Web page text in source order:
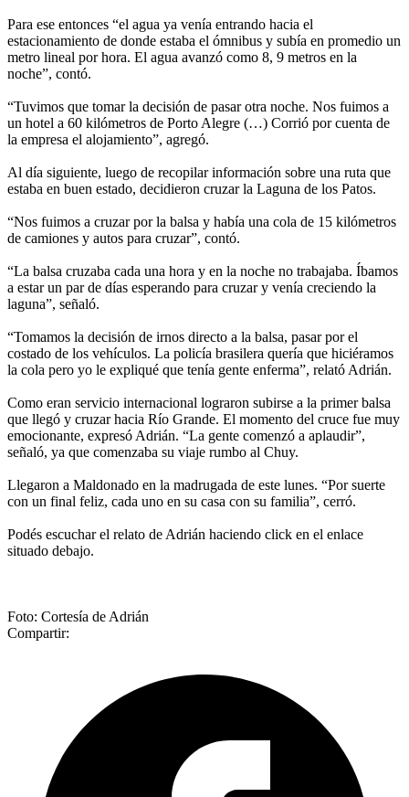
Para ese entonces “el agua ya venía entrando hacia el
estacionamiento de donde estaba el ómnibus y subía en promedio un
metro lineal por hora. El agua avanzó como 8, 9 metros en la
noche”, contó.
“Tuvimos que tomar la decisión de pasar otra noche. Nos fuimos a
un hotel a 60 kilómetros de Porto Alegre (…) Corrió por cuenta de
la empresa el alojamiento”, agregó.
Al día siguiente, luego de recopilar información sobre una ruta que
estaba en buen estado, decidieron cruzar la Laguna de los Patos.
“Nos fuimos a cruzar por la balsa y había una cola de 15 kilómetros
de camiones y autos para cruzar”, contó.
“La balsa cruzaba cada una hora y en la noche no trabajaba. Íbamos
a estar un par de días esperando para cruzar y venía creciendo la
laguna”, señaló.
“Tomamos la decisión de irnos directo a la balsa, pasar por el
costado de los vehículos. La policía brasilera quería que hiciéramos
la cola pero yo le expliqué que tenía gente enferma”, relató Adrián.
Como eran servicio internacional lograron subirse a la primer balsa
que llegó y cruzar hacia Río Grande. El momento del cruce fue muy
emocionante, expresó Adrián. “La gente comenzó a aplaudir”,
señaló, ya que comenzaba su viaje rumbo al Chuy.
Llegaron a Maldonado en la madrugada de este lunes. “Por suerte
con un final feliz, cada uno en su casa con su familia”, cerró.
Podés escuchar el relato de Adrián haciendo click en el enlace
situado debajo.
Foto: Cortesía de Adrián
Compartir: